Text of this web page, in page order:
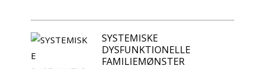
SYSTEMISKE
DYSFUNKTIONELLE
FAMILIEMØNSTER